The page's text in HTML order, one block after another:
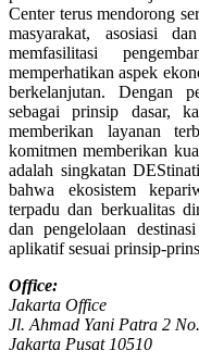
Center terus mendorong
masyarakat, asosiasi
memfasilitasi
memperhatikan aspek
berkelanjutan. Dengan
sebagai prinsip dasar,
memberikan layanan
komitmen memberikan
adalah singkatan
bahwa ekosistem
terpadu dan berkualitas
dan pengelolaan
aplikatif sesuai prinsip-
Office:
Jakarta Office
Jl. Ahmad Yani Patra 2
Jakarta Pusat 10510